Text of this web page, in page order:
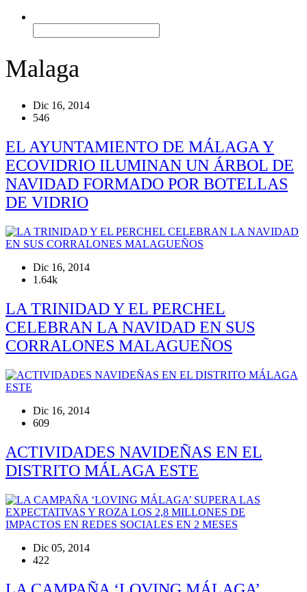
Malaga
Dic 16, 2014
546
EL AYUNTAMIENTO DE MÁLAGA Y
ECOVIDRIO ILUMINAN UN ÁRBOL DE
NAVIDAD FORMADO POR BOTELLAS
DE VIDRIO
Dic 16, 2014
1.64k
LA TRINIDAD Y EL PERCHEL
CELEBRAN LA NAVIDAD EN SUS
CORRALONES MALAGUEÑOS
Dic 16, 2014
609
ACTIVIDADES NAVIDEÑAS EN EL
DISTRITO MÁLAGA ESTE
Dic 05, 2014
422